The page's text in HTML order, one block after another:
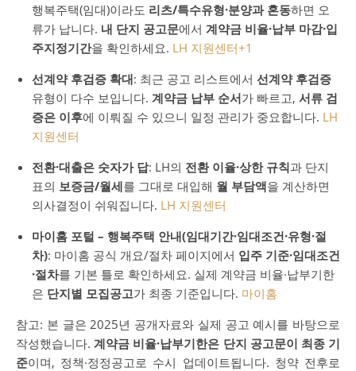
행복주택(임대)이라도 리츠/특수유형·분양과 혼동하면 오
류가 납니다. 내 단지 공고문에서 계약금 비율·납부 마감·입
주지정기간을 확인하세요. LH 지원센터+1
선계약 후검증 확대: 최근 공고 리스트에서 선계약 후검증
유형이 다수 보입니다. 계약금 납부 순서가 빠르고, 서류 검
증은 이후에 이뤄질 수 있으니 일정 관리가 중요합니다. LH
지원센터
전환·대출은 숫자가 답: LH의 전환 이율·상한 규칙과 단지
표의 보증금/월세를 그대로 대입해 월 부담액을 계산하면
의사결정이 쉬워집니다. LH 지원센터
마이홈 포털 – 행복주택 안내(임대기간·임대조건·유형·절
차): 마이홈 공식 개요/절차 페이지에서 입주 기준·임대조건
·절차를 기본 틀로 확인하세요. 실제 계약금 비율·납부기한
은 단지별 모집공고가 최종 기준입니다. 마이홈
참고: 본 글은 2025년 공개자료와 실제 공고 예시를 바탕으로
작성했습니다.계약금 비율·납부기한은 단지 공고문이 최종 기
준이며, 정책·정정공고로 수시 업데이트됩니다. 청약 전후로